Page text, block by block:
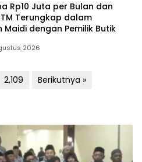
Rp10 Juta per Bulan dan
Terungkap dalam
Maidi dengan Pemilik Butik
2026
2,109 Berikutnya »